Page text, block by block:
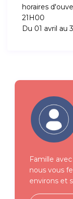
horaires
21H00
Du 01 avril au
Famille
nous vous
environs et